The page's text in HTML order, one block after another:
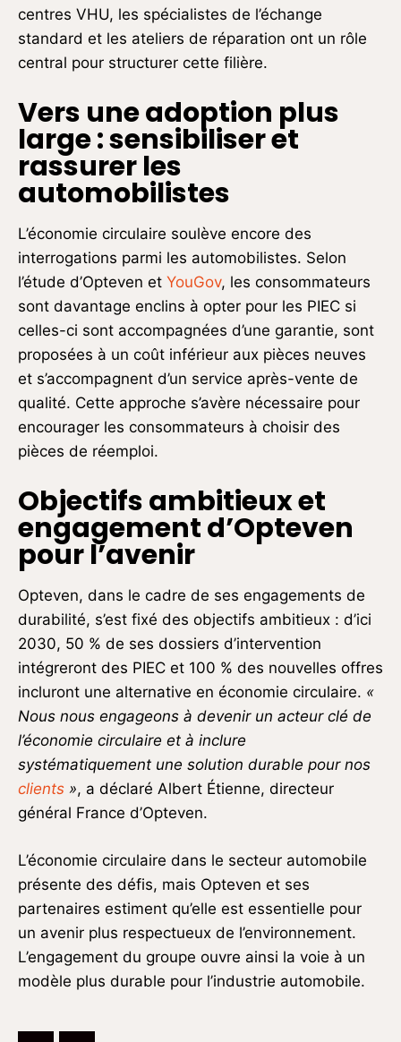
centres VHU, les spécialistes de l’échange
standard et les ateliers de réparation ont un rôle
central pour structurer cette filière.
Vers une adoption plus
large : sensibiliser et
rassurer les
automobilistes
L’économie circulaire soulève encore des
interrogations parmi les automobilistes. Selon
l’étude d’Opteven et YouGov, les consommateurs
sont davantage enclins à opter pour les PIEC si
celles-ci sont accompagnées d’une garantie, sont
proposées à un coût inférieur aux pièces neuves
et s’accompagnent d’un service après-vente de
qualité. Cette approche s’avère nécessaire pour
encourager les consommateurs à choisir des
pièces de réemploi.
Objectifs ambitieux et
engagement d’Opteven
pour l’avenir
Opteven, dans le cadre de ses engagements de
durabilité, s’est fixé des objectifs ambitieux : d’ici
2030, 50 % de ses dossiers d’intervention
intégreront des PIEC et 100 % des nouvelles offres
incluront une alternative en économie circulaire. «
Nous nous engageons à devenir un acteur clé de
l’économie circulaire et à inclure
systématiquement une solution durable pour nos
clients », a déclaré Albert Étienne, directeur
général France d’Opteven.
L’économie circulaire dans le secteur automobile
présente des défis, mais Opteven et ses
partenaires estiment qu’elle est essentielle pour
un avenir plus respectueux de l’environnement.
L’engagement du groupe ouvre ainsi la voie à un
modèle plus durable pour l’industrie automobile.